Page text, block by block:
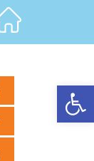
פתח סרגל נגישות